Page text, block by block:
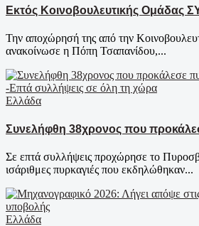
Εκτός Κοινοβουλευτικής Ομάδας
Την αποχώρησή της από την
ανακοίνωσε η Πόπη Τσαπανίδου,...
Ελλάδα
Συνελήφθη 38χρονος που
Σε επτά συλλήψεις προχώρησε το
ισάριθμες πυρκαγιές που εκδηλώθηκαν...
Ελλάδα